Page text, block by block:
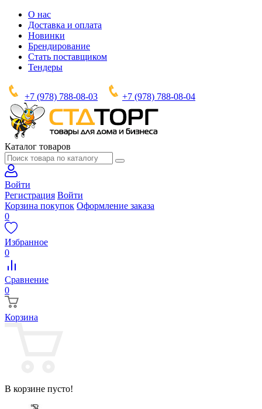
О нас
Доставка и оплата
Новинки
Брендирование
Стать поставщиком
Тендеры
+7 (978) 788-08-03 +7 (978) 788-08-04
Каталог товаров
Войти
Регистрация Войти
Корзина покупок Оформление заказа
0
Избранное
0
Сравнение
0
Корзина
В корзине пусто!